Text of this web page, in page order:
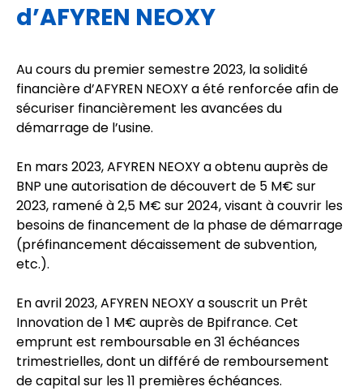
d’AFYREN NEOXY
Au cours du premier semestre 2023, la solidité
financière d’AFYREN NEOXY a été renforcée afin de
sécuriser financièrement les avancées du
démarrage de l’usine.
En mars 2023, AFYREN NEOXY a obtenu auprès de
BNP une autorisation de découvert de 5 M€ sur
2023, ramené à 2,5 M€ sur 2024, visant à couvrir les
besoins de financement de la phase de démarrage
(préfinancement décaissement de subvention,
etc.).
En avril 2023, AFYREN NEOXY a souscrit un Prêt
Innovation de 1 M€ auprès de Bpifrance. Cet
emprunt est remboursable en 31 échéances
trimestrielles, dont un différé de remboursement
de capital sur les 11 premières échéances.